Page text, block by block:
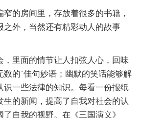
窄的房间里，存放着很多的书籍，
之外，当然还有精彩动人的故事
，里面的情节让人扣弦人心，回味
数的`佳句妙语；幽默的笑话能够解
识一些法律的知识。每看一份报纸
生的新闻，提高了自我对社会的认
自我的视野。在《三国演义》